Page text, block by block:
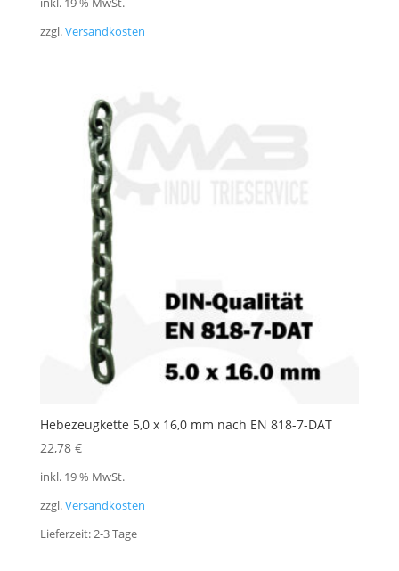
zzgl.Versandkosten
Hebezeugkette 5,0 x 16,0 mm nach EN 818-7-DAT
22,78 €
inkl. 19 % MwSt.
zzgl.Versandkosten
Lieferzeit:2-3 Tage